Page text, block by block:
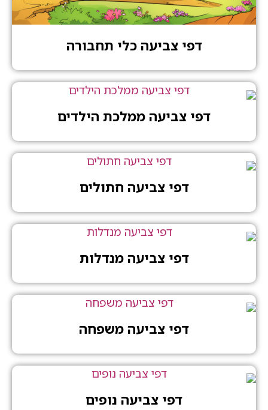
דפי צביעה כלי תחבורה
דפי צביעה ממלכת הילדים
דפי צביעה חתולים
דפי צביעה מנדלות
דפי צביעה משפחה
דפי צביעה נופים